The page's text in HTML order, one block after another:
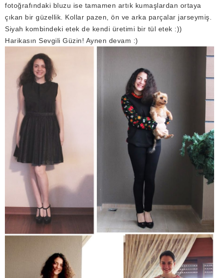
fotoğrafındaki bluzu ise tamamen artık kumaşlardan ortaya
çıkan bir güzellik. Kollar pazen, ön ve arka parçalar jarseymiş.
Siyah kombindeki etek de kendi üretimi bir tül etek :))
Harikasın Sevgili Güzin! Aynen devam :)